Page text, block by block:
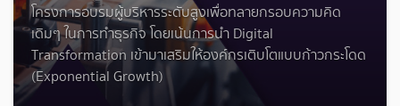
โครงการอบรมผู้บริหารระดับสูงเพื่อทลายกรอบความคิด
เดิมๆ ในการทำธุรกิจ โดยเน้นการนำ Digital
Transformation เข้ามาเสริมให้องค์กรเติบโตแบบก้าวกระโดด
(Exponential Growth)